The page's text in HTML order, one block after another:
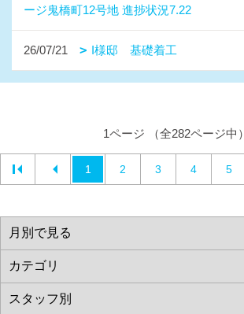
ージ鬼橋町12号地 進捗状況7.22
26/07/21 I様邸 基礎着工
1ページ （全282ページ中）
1 2 3 4 5